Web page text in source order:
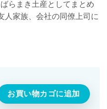
らまき土産としてまとめ
人家族、会社の同僚上司に
お買い物カゴに追加